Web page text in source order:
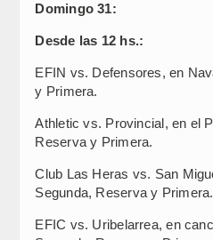
Domingo 31:
Desde las 12 hs.:
EFIN vs. Defensores, en
y Primera.
Athletic vs. Provincial, en el
Reserva y Primera.
Club Las Heras vs. San
Segunda, Reserva y Primera.
EFIC vs. Uribelarrea, en